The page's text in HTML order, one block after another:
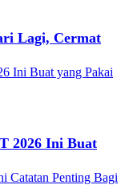
Lagi, Cermat
2026 Ini Buat